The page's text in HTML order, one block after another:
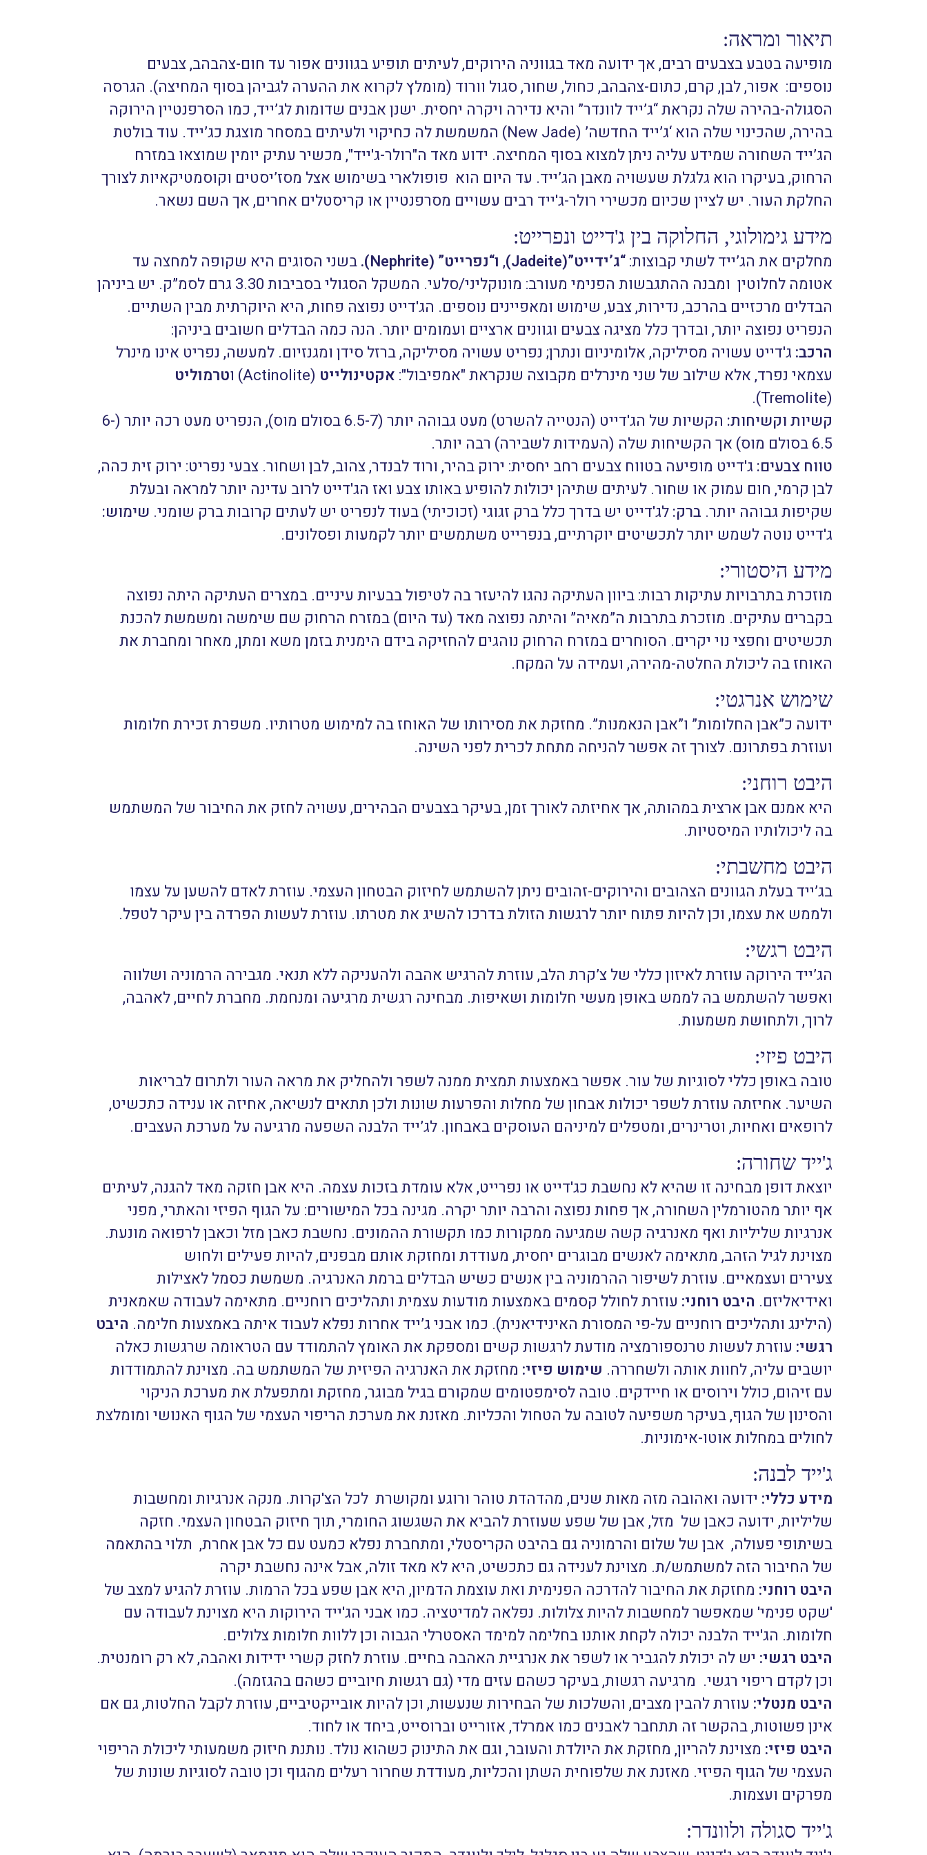
תיאור ומראה:
מופיעה בטבע בצבעים רבים, אך ידועה מאד בגווניה הירוקים, לעיתים תופיע בגוונים אפור עד חום-צהבהב, צבעים
נוספים: אפור, לבן, קרם, כתום-צהבהב, כחול, שחור, סגול וורוד (מומלץ לקרוא את ההערה לגביהן בסוף המחיצה). הגרסה
הסגולה-בהירה שלה נקראת “ג’ייד לוונדר” והיא נדירה ויקרה יחסית. ישנן אבנים שדומות לג’ייד, כמו הסרפנטיין הירוקה
בהירה, שהכינוי שלה הוא ‘ג’ייד החדשה’ (New Jade) המשמשת לה כחיקוי ולעיתים במסחר מוצגת כג’ייד. עוד בולטת
הג’ייד השחורה שמידע עליה ניתן למצוא בסוף המחיצה. ידוע מאד ה"רולר-ג'ייד", מכשיר עתיק יומין שמוצאו במזרח
הרחוק, בעיקרו הוא גלגלת שעשויה מאבן הג’ייד. עד היום הוא פופולארי בשימוש אצל מסז’יסטים וקוסמטיקאיות לצורך
החלקת העור. יש לציין שכיום מכשירי רולר-ג'ייד רבים עשויים מסרפנטיין או קריסטלים אחרים, אך השם נשאר.
מידע גימולוגי, החלוקה בין ג'דייט ונפרייט:
מחלקים את הג’ייד לשתי קבוצות:“ג’ידייט”(Jadeite) , ו“נפרייט” (Nephrite).
בשני הסוגים היא שקופה למחצה עד
אטומה לחלוטין ומבנה ההתגבשות הפנימי מעורב: מונוקליני/סלעי. המשקל הסגולי בסביבות 3.30 גרם לסמ”ק.
יש ביניהן
הבדלים מרכזיים בהרכב, נדירות, צבע, שימוש ומאפיינים נוספים. הג'דייט נפוצה פחות, היא היוקרתית מבין השתיים.
הנפריט נפוצה יותר, ובדרך כלל מציגה צבעים וגוונים ארציים ועמומים יותר. הנה כמה הבדלים חשובים ביניהן:
הרכב: ג'דייט עשויה מסיליקה, אלומיניום ונתרן; נפריט עשויה מסיליקה, ברזל סידן ומגנזיום. למעשה, נפריט אינו מינרל
עצמאי נפרד, אלא שילוב של שני מינרלים מקבוצה שנקראת "אמפיבול": אקטינולייט (Actinolite) ו
טרמוליט
(Tremolite)
.
קשיות וקשיחות:
הקשיות של הג'דייט (הנטייה להשרט) מעט גבוהה יותר (6.5-7 בסולם מוס), הנפריט מעט רכה יותר (6-
6.5 בסולם מוס) אך הקשיחות שלה (העמידות לשבירה) רבה יותר.
טווח צבעים: ג'דייט מופיעה בטווח צבעים רחב יחסית: ירוק בהיר, ורוד לבנדר, צהוב, לבן ושחור. צבעי נפריט: ירוק זית כהה,
לבן קרמי, חום עמוק או שחור. לעיתים שתיהן יכולות להופיע באותו צבע ואז הג'דייט לרוב עדינה יותר למראה ובעלת
שקיפות גבוהה יותר. ברק:לג'דייט יש בדרך כלל ברק זגוגי (זכוכיתי) בעוד לנפריט יש לעתים קרובות ברק שומני. שימוש:
ג'דייט נוטה לשמש יותר לתכשיטים יוקרתיים, בנפרייט משתמשים יותר לקמעות ופסלונים.
מידע היסטורי:
מוזכרת בתרבויות עתיקות רבות: ביוון העתיקה נהגו להיעזר בה לטיפול בבעיות עיניים. במצרים העתיקה היתה נפוצה
בקברים עתיקים. מוזכרת בתרבות ה”מאיה” והיתה נפוצה מאד (עד היום) במזרח הרחוק שם שימשה ומשמשת להכנת
תכשיטים וחפצי נוי יקרים. הסוחרים במזרח הרחוק נוהגים להחזיקה בידם הימנית בזמן משא ומתן, מאחר ומחברת את
האוחז בה ליכולת החלטה-מהירה, ועמידה על המקח.
שימוש אנרגטי:
ידועה כ”אבן החלומות” ו”אבן הנאמנות”. מחזקת את מסירותו של האוחז בה למימוש מטרותיו. משפרת זכירת חלומות
ועוזרת בפתרונם. לצורך זה אפשר להניחה מתחת לכרית לפני השינה.
היבט רוחני:
היא אמנם אבן ארצית במהותה, אך אחיזתה לאורך זמן, בעיקר בצבעים הבהירים, עשויה לחזק את החיבור של המשתמש
בה ליכולותיו המיסטיות.
היבט מחשבתי:
בג’ייד בעלת הגוונים הצהובים והירוקים-זהובים ניתן להשתמש לחיזוק הבטחון העצמי. עוזרת לאדם להשען על עצמו
ולממש את עצמו, וכן להיות פתוח יותר לרגשות הזולת בדרכו להשיג את מטרתו. עוזרת לעשות הפרדה בין עיקר לטפל.
היבט רגשי:
הג’ייד הירוקה עוזרת לאיזון כללי של צ’קרת הלב, עוזרת להרגיש אהבה ולהעניקה ללא תנאי. מגבירה הרמוניה ושלווה
ואפשר להשתמש בה לממש באופן מעשי חלומות ושאיפות. מבחינה רגשית מרגיעה ומנחמת. מחברת לחיים, לאהבה,
לרוך, ולתחושת משמעות.
היבט פיזי:
טובה באופן כללי לסוגיות של עור. אפשר באמצעות תמצית ממנה לשפר ולהחליק את מראה העור ולתרום לבריאות
השיער. אחיזתה עוזרת לשפר יכולות אבחון של מחלות והפרעות שונות ולכן תתאים לנשיאה, אחיזה או ענידה כתכשיט,
לרופאים ואחיות, וטרינרים, ומטפלים למיניהם העוסקים באבחון. לג’ייד הלבנה השפעה מרגיעה על מערכת העצבים.
ג'ייד שחורה:
יוצאת דופן מבחינה זו שהיא לא נחשבת כג'דייט או נפרייט, אלא עומדת בזכות עצמה. היא אבן חזקה מאד להגנה, לעיתים
אף יותר מהטורמלין השחורה, אך פחות נפוצה והרבה יותר יקרה. מגינה בכל המישורים: על הגוף הפיזי והאתרי, מפני
אנרגיות שליליות ואף מאנרגיה קשה שמגיעה ממקורות כמו תקשורת ההמונים. נחשבת כאבן מזל וכאבן לרפואה מונעת.
מצוינת לגיל הזהב, מתאימה לאנשים מבוגרים יחסית, מעודדת ומחזקת אותם מבפנים, להיות פעילים ולחוש
צעירים ועצמאיים. עוזרת לשיפור ההרמוניה בין אנשים כשיש הבדלים ברמת האנרגיה. משמשת כסמל לאצילות
ואידיאליזם. היבט רוחני: עוזרת לחולל קסמים באמצעות מודעות עצמית ותהליכים רוחניים. מתאימה לעבודה שאמאנית
(הילינג ותהליכים רוחניים על-פי המסורת האינידיאנית). כמו אבני ג’ייד אחרות נפלא לעבוד איתה באמצעות חלימה. היבט
רגשי: עוזרת לעשות טרנספורמציה מודעת לרגשות קשים ומספקת את האומץ להתמודד עם הטראומה שרגשות כאלה
יושבים עליה, לחוות אותה ולשחררה. שימוש פיזי: מחזקת את האנרגיה הפיזית של המשתמש בה. מצוינת להתמודדות
עם זיהום, כולל וירוסים או חיידקים. טובה לסימפטומים שמקורם בגיל מבוגר, מחזקת ומתפעלת את מערכת הניקוי
והסינון של הגוף, בעיקר משפיעה לטובה על הטחול והכליות. מאזנת את מערכת הריפוי העצמי של הגוף האנושי ומומלצת
לחולים במחלות אוטו-אימוניות.
ג'ייד לבנה:
מידע כללי: ידועה ואהובה מזה מאות שנים, מהדהדת טוהר ורוגע ומקושרת לכל הצ'קרות. מנקה אנרגיות ומחשבות
שליליות, ידועה כאבן של מזל, אבן של שפע שעוזרת להביא את השגשוג החומרי, תוך חיזוק הבטחון העצמי. חזקה
בשיתופי פעולה, אבן של שלום והרמוניה גם בהיבט הקריסטלי, ומתחברת נפלא כמעט עם כל אבן אחרת, תלוי בהתאמה
של החיבור הזה למשתמש/ת. מצוינת לענידה גם כתכשיט, היא לא מאד זולה, אבל אינה נחשבת יקרה
היבט רוחני: מחזקת את החיבור להדרכה הפנימית ואת עוצמת הדמיון, היא אבן שפע בכל הרמות. עוזרת להגיע למצב של
'שקט פנימי' שמאפשר למחשבות להיות צלולות. נפלאה למדיטציה. כמו אבני הג'ייד הירוקות היא מצוינת לעבודה עם
חלומות. הג'ייד הלבנה יכולה לקחת אותנו בחלימה למימד האסטרלי הגבוה וכן ללוות חלומות צלולים.
היבט רגשי: יש לה יכולת להגביר או לשפר את אנרגיית האהבה בחיים. עוזרת לחזק קשרי ידידות ואהבה, לא רק רומנטית.
וכן לקדם ריפוי רגשי. מרגיעה רגשות, בעיקר כשהם עזים מדי (גם רגשות חיוביים כשהם בהגזמה).
היבט מנטלי: עוזרת להבין מצבים, והשלכות של הבחירות שנעשות, וכן להיות אובייקטיביים, עוזרת לקבל החלטות, גם אם
אינן פשוטות, בהקשר זה תתחבר לאבנים כמו אמרלד, אזורייט וברוסייט, ביחד או לחוד.
היבט פיזי: מצוינת להריון, מחזקת את היולדת והעובר, וגם את התינוק כשהוא נולד. נותנת חיזוק משמעותי ליכולת הריפוי
העצמי של הגוף הפיזי. מאזנת את שלפוחית השתן והכליות, מעודדת שחרור רעלים מהגוף וכן טובה לסוגיות שונות של
מפרקים ועצמות.
ג'ייד סגולה ולוונדר: